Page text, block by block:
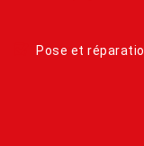
Pose et